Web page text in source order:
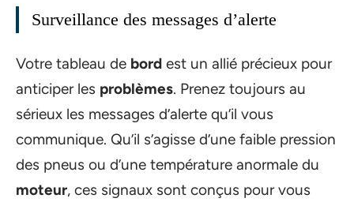
Surveillance des messages d’alerte
Votre tableau de bord est un allié précieux pour
anticiper les problèmes. Prenez toujours au
sérieux les messages d’alerte qu’il vous
communique. Qu’il s’agisse d’une faible pression
des pneus ou d’une température anormale du
moteur, ces signaux sont conçus pour vous